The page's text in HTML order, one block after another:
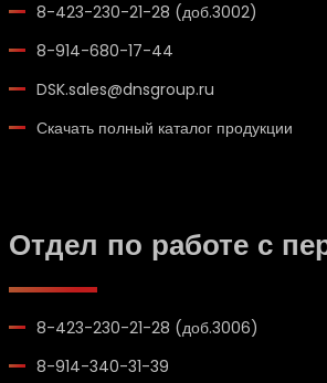
8-423-230-21-28 (доб.3002)
8-914-680-17-44
DSK.sales@dnsgroup.ru
Скачать полный каталог продукции
Отдел по работе с
8-423-230-21-28 (доб.3006)
8-914-340-31-39